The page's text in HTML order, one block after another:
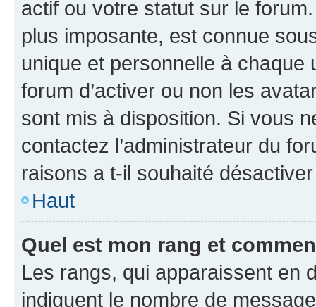
actif ou votre statut sur le
plus imposante, est connue
unique et personnelle à chaque
forum d’activer ou non les
sont mis à disposition. Si vous
contactez l’administrateur du
raisons a t-il souhaité
Haut
Quel est mon rang et
Les rangs, qui apparaissent en
indiquent le nombre de